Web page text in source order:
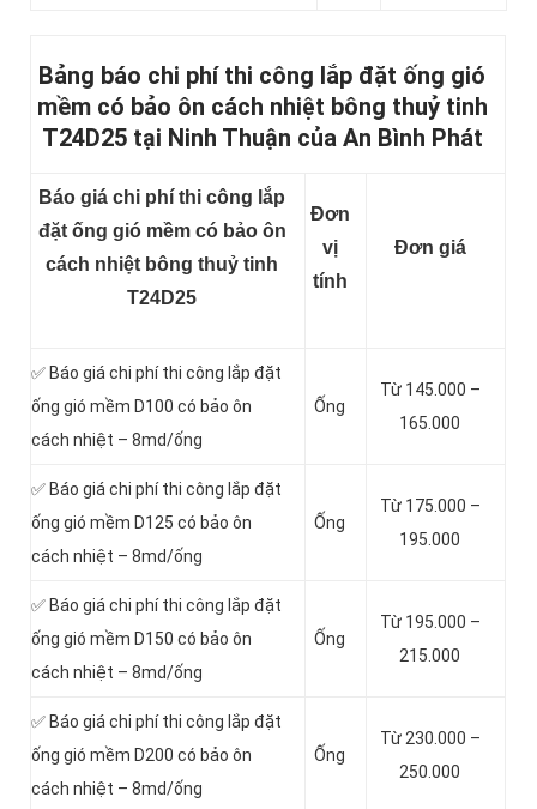
Bảng báo chi phí thi công lắp đặt ống gió
mềm có bảo ôn cách nhiệt bông thuỷ tinh
T24D25 tại Ninh Thuận của An Bình Phát
Báo giá chi phí thi công lắp
đặt ống gió mềm có bảo ôn
cách nhiệt bông thuỷ tinh
T24D25
Đơn
vị
tính
Đơn giá
✅ Báo giá chi phí thi công lắp đặt
ống gió mềm D100 có bảo ôn
cách nhiệt – 8md/ống
Ống
Từ 145.000 –
165.000
✅ Báo giá chi phí thi công lắp đặt
ống gió mềm D125 có bảo ôn
cách nhiệt – 8md/ống
Ống
Từ 175.000 –
195.000
✅ Báo giá chi phí thi công lắp đặt
ống gió mềm D150 có bảo ôn
cách nhiệt – 8md/ống
Ống
Từ 195.000 –
215.000
✅ Báo giá chi phí thi công lắp đặt
ống gió mềm D200 có bảo ôn
cách nhiệt – 8md/ống
Ống
Từ 230.000 –
250.000